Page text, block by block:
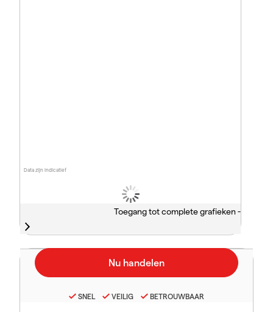
Data zijn indicatief
Toegang tot complete grafieken -
SNEL VEILIG BETROUWBAAR